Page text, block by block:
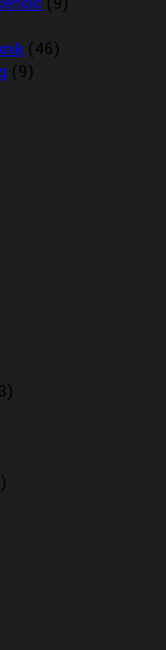
(46)
(9)